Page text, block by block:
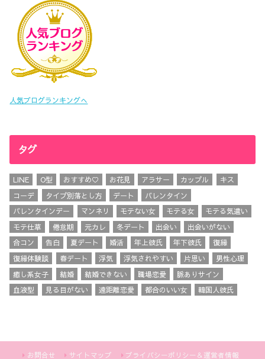
人気ブログランキングへ
タグ
LINE O型 おすすめ♡ お花見 アラサー カップル
キス
コーデ
タイプ別落とし方 デート
バレンタイン
バレンタインデー
マンネリ モテない女 モテる女
モテる気遣い
モテ仕草
倦怠期 元カレ 冬デート 出会い
出会いがない
合コン
告白 夏デート 婚活 年上彼氏 年下彼氏
復縁
復縁体験談
春デート 浮気 浮気されやすい 片思い
男性心理
癒し系女子
結婚 結婚できない 職場恋愛
脈ありサイン
血液型
見る目がない 遠距離恋愛 都合のいい女 韓国人彼氏
お問合せ サイトマップ プライバシーポリシー＆運営者情報